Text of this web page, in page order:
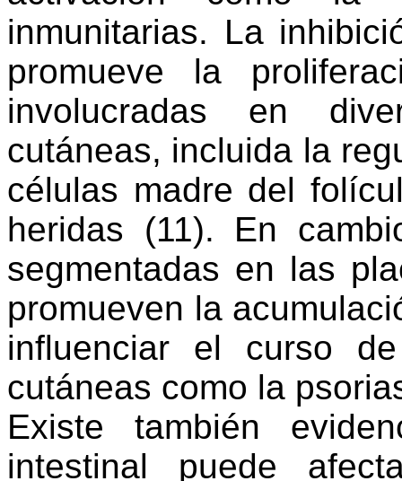
inmunitarias. La
promueve la
involucradas en
cutáneas, incluida la
células madre del
heridas (11). En
segmentadas en las
promueven la
influenciar el curso de
cutáneas como la
Existe también
intestinal puede